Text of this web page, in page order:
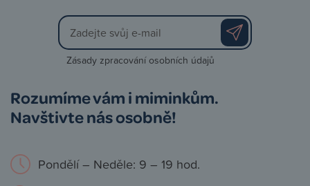
Zásady zpracování osobních údajů
Rozumíme vám i miminkům.
Navštivte nás osobně!
Pondělí – Neděle: 9 – 19 hod.